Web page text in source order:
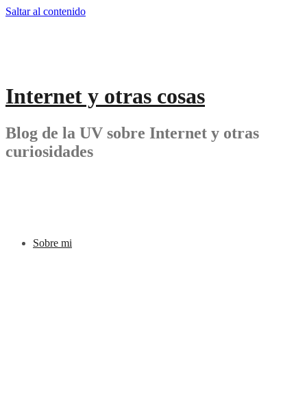
Saltar al contenido
Internet y otras cosas
Blog de la UV sobre Internet y otras
curiosidades
Sobre mi